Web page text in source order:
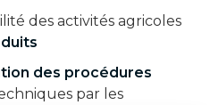
des activités agricoles
des procédures
par les